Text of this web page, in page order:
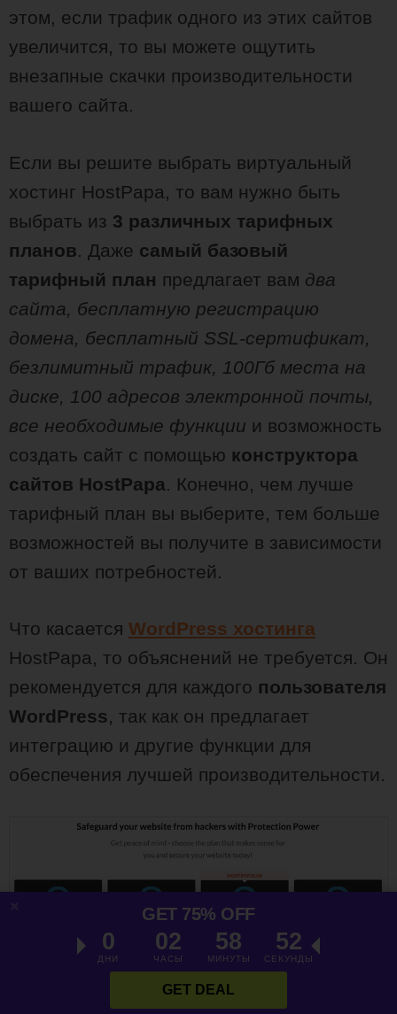
этом, если трафик одного из этих сайтов
увеличится, то вы можете ощутить
внезапные скачки производительности
вашего сайта.
Если вы решите выбрать виртуальный
хостинг HostPapa, то вам нужно быть
выбрать из 3 различных тарифных
планов. Даже самый базовый
тарифный план предлагает вам два
сайта, бесплатную регистрацию
домена, бесплатный SSL-сертификат,
безлимитный трафик, 100Гб места на
диске, 100 адресов электронной почты,
все необходимые функции и возможность
создать сайт с помощью конструктора
сайтов HostPapa. Конечно, чем лучше
тарифный план вы выберите, тем больше
возможностей вы получите в зависимости
от ваших потребностей.
Что касается WordPress хостинга
HostPapa, то объяснений не требуется. Он
рекомендуется для каждого пользователя
WordPress, так как он предлагает
интеграцию и другие функции для
обеспечения лучшей производительности.
GET 75% OFF
0
ДНИ
02
ЧАСЫ
58
МИНУТЫ
51
СЕКУНДЫ
GET DEAL